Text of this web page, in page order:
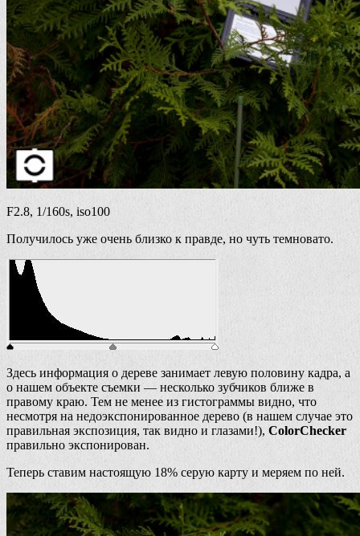
F2.8, 1/160s, iso100
Получилось уже очень близко к правде, но чуть темновато.
Здесь информация о дереве занимает левую половину кадра, а
о нашем объекте съемки — несколько зубчиков ближе в
правому краю. Тем не менее из гистограммы видно, что
несмотря на недоэкспонированное дерево (в нашем случае это
правильная экспозиция, так видно и глазами!), ColorChecker
правильно экспонирован.
Теперь ставим настоящую 18% серую карту и меряем по ней.